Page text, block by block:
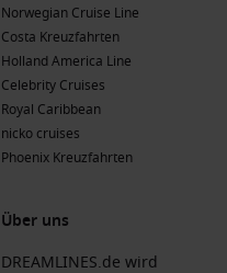
Norwegian Cruise Line
Costa Kreuzfahrten
Holland America Line
Celebrity Cruises
Royal Caribbean
nicko cruises
Phoenix Kreuzfahrten
Über uns
DREAMLINES.de wird